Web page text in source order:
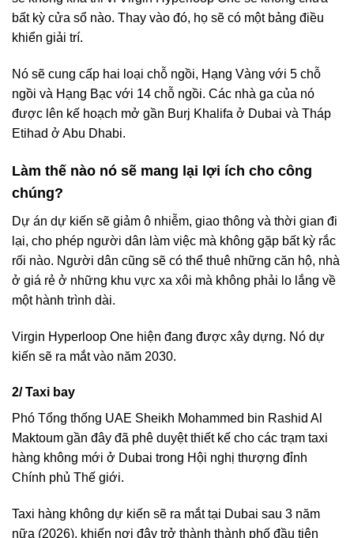
bất kỳ cửa sổ nào. Thay vào đó, họ sẽ có một bảng điều
khiển giải trí.
Nó sẽ cung cấp hai loại chỗ ngồi, Hạng Vàng với 5 chỗ
ngồi và Hạng Bạc với 14 chỗ ngồi. Các nhà ga của nó
được lên kế hoạch mở gần Burj Khalifa ở Dubai và Tháp
Etihad ở Abu Dhabi.
Làm thế nào nó sẽ mang lại lợi ích cho công
chúng?
Dự án dự kiến sẽ giảm ô nhiễm, giao thông và thời gian đi
lại, cho phép người dân làm việc mà không gặp bất kỳ rắc
rối nào. Người dân cũng sẽ có thể thuê những căn hộ, nhà
ở giá rẻ ở những khu vực xa xôi mà không phải lo lắng về
một hành trình dài.
Virgin Hyperloop One hiện đang được xây dựng. Nó dự
kiến ​​sẽ ra mắt vào năm 2030.
2/ Taxi bay
Phó Tổng thống UAE Sheikh Mohammed bin Rashid Al
Maktoum gần đây đã phê duyệt thiết kế cho các trạm taxi
hàng không mới ở Dubai trong Hội nghị thượng đỉnh
Chính phủ Thế giới.
Taxi hàng không dự kiến sẽ ra mắt tại Dubai sau 3 năm
nữa (2026), khiến nơi đây trở thành thành phố đầu tiên